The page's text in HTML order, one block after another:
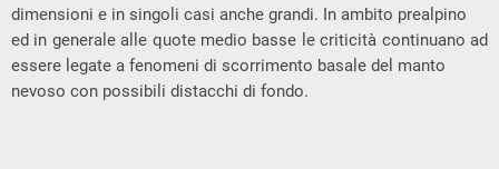
dimensioni e in singoli casi anche grandi. In ambito prealpino
ed in generale alle quote medio basse le criticità continuano ad
essere legate a fenomeni di scorrimento basale del manto
nevoso con possibili distacchi di fondo.